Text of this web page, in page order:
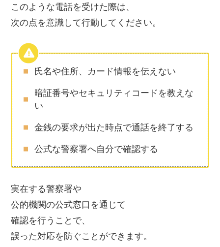
このような電話を受けた際は、
次の点を意識して行動してください。
氏名や住所、カード情報を伝えない
暗証番号やセキュリティコードを教えな
い
金銭の要求が出た時点で通話を終了する
公式な警察署へ自分で確認する
実在する警察署や
公的機関の公式窓口を通じて
確認を行うことで、
誤った対応を防ぐことができます。